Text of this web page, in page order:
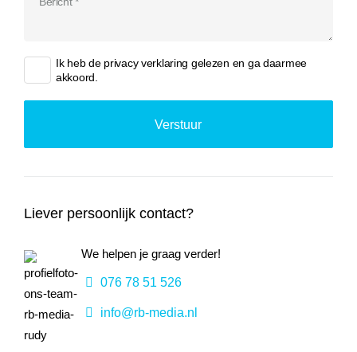
Ik heb de privacy verklaring gelezen en ga daarmee
akkoord.
Liever persoonlijk contact?
We helpen je graag verder!
076 78 51 526
info@rb-media.nl